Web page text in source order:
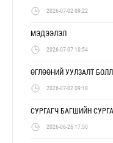
2026-07-02 09:22
МЭДЭЭЛЭЛ
2026-07-07 10:54
ӨГЛӨӨНИЙ УУЛЗАЛТ
2026-07-02 09:18
СУРГАГЧ БАГШИЙН
2026-06-26 17:50